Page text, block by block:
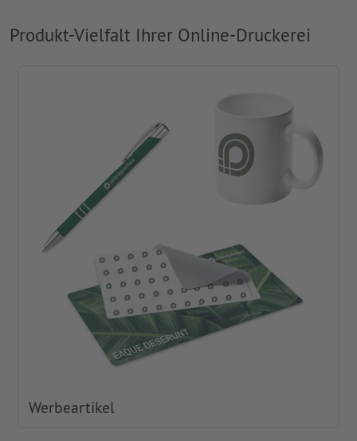
Produkt-Vielfalt Ihrer Online-Druckerei
Werbeartikel